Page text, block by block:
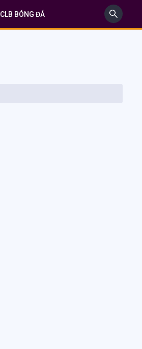
CLB BÓNG ĐÁ